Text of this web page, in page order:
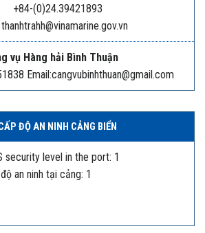
+84-(0)24.39421893
thanhtrahh@vinamarine.gov.vn
vụ Hàng hải Bình Thuận
Email:cangvubinhthuan@gmail.com
ĐỘ AN NINH CẢNG BIỂN
security level in the port: 1
an ninh tại cảng: 1